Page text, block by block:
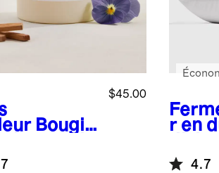
Bougie
$45.00
r en
4.7